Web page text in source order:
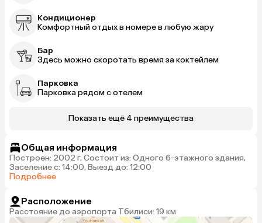
Кондиционер
Комфортный отдых в номере в любую жару
Бар
Здесь можно скоротать время за коктейлем
Парковка
Парковка рядом с отелем
Показать ещё 4 преимущества
Общая информация
Построен: 2002 г, Состоит из: Одного 6-этажного здания,
Заселение с: 14:00, Выезд до: 12:00
Подробнее
Расположение
Расстояние до аэропорта Тбилиси: 19 км